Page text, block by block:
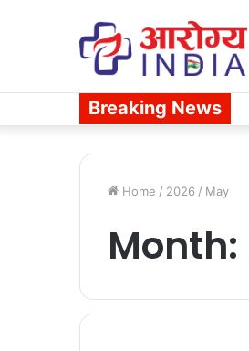
Breaking News
Home / 2026 / May
Month: